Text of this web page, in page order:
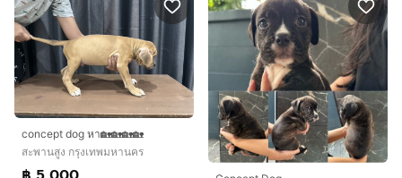
concept dog หา🏡🏡🏡🏡
สะพานสูง กรุงเทพมหานคร